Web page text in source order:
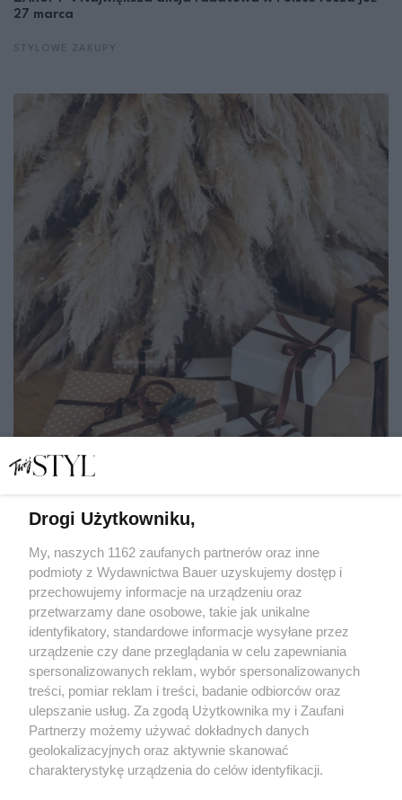
27 marca
75 wyjątkowych prezentów ze zniżkami do 50%. Trwa
świąteczna edycja Stylowych Zakupów
STYLOWE ZAKUPY
Drogi Użytkowniku,
My, naszych 1162 zaufanych partnerów oraz inne
podmioty z Wydawnictwa Bauer uzyskujemy dostęp i
przechowujemy informacje na urządzeniu oraz
przetwarzamy dane osobowe, takie jak unikalne
identyfikatory, standardowe informacje wysyłane przez
urządzenie czy dane przeglądania w celu zapewniania
spersonalizowanych reklam, wybór spersonalizowanych
treści, pomiar reklam i treści, badanie odbiorców oraz
ulepszanie usług. Za zgodą Użytkownika my i Zaufani
Partnerzy możemy używać dokładnych danych
geolokalizacyjnych oraz aktywnie skanować
charakterystykę urządzenia do celów identyfikacji.